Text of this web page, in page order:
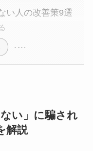
い人の改善策9選
い」に騙され
解説